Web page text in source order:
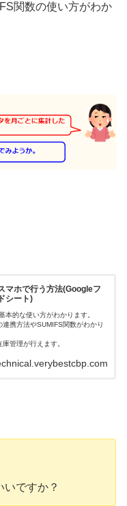
関数の使い方がわか
マホで行う方法(Googleフ
シート)
本的な使い方がわかります。
連携方法やSUMIFS関数がわかり
管理が行えます。
いですか？